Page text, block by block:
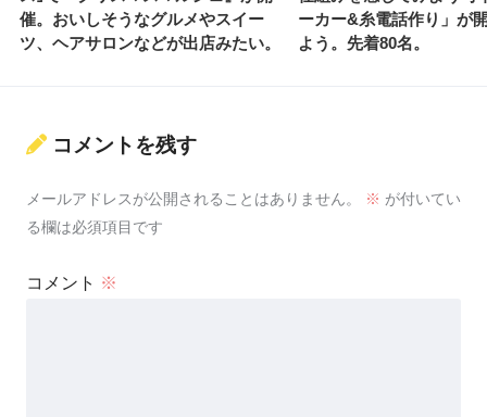
催。おいしそうなグルメやスイー
ツ、ヘアサロンなどが出店みたい。
ーカー&糸電話作り」が
よう。先着80名。
コメントを残す
メールアドレスが公開されることはありません。 ※ が付いてい
る欄は必須項目です
コメント ※